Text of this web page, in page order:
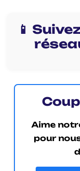
📱
Aime
pour